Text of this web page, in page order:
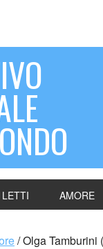
LETTI AMORE
/Olga Tamburini